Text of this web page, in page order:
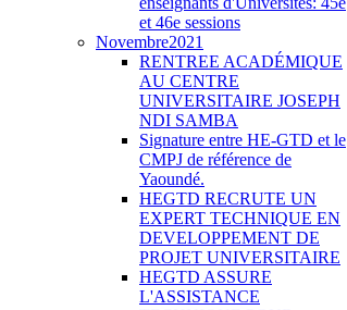
et 46e sessions
Novembre2021
RENTREE ACADÉMIQUE
AU CENTRE
UNIVERSITAIRE JOSEPH
NDI SAMBA
Signature entre HE-GTD et le
CMPJ de référence de
Yaoundé.
HEGTD RECRUTE UN
EXPERT TECHNIQUE EN
DEVELOPPEMENT DE
PROJET UNIVERSITAIRE
HEGTD ASSURE
L'ASSISTANCE